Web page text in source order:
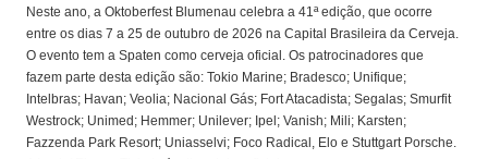
Neste ano, a Oktoberfest Blumenau celebra a 41ª edição, que ocorre
entre os dias 7 a 25 de outubro de 2026 na Capital Brasileira da Cerveja.
O evento tem a Spaten como cerveja oficial. Os patrocinadores que
fazem parte desta edição são: Tokio Marine; Bradesco; Unifique;
Intelbras; Havan; Veolia; Nacional Gás; Fort Atacadista; Segalas; Smurfit
Westrock; Unimed; Hemmer; Unilever; Ipel; Vanish; Mili; Karsten;
Fazzenda Park Resort; Uniasselvi; Foco Radical, Elo e Stuttgart Porsche.